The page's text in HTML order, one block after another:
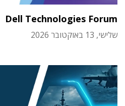
Dell Technologies Forum
שלישי, 13 באוקטובר 2026